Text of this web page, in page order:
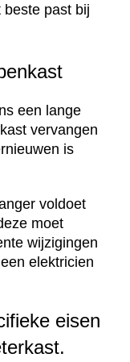
past bij
een lange
vervangen
is
voldoet
moet
wijzigingen
elektricien
eisen